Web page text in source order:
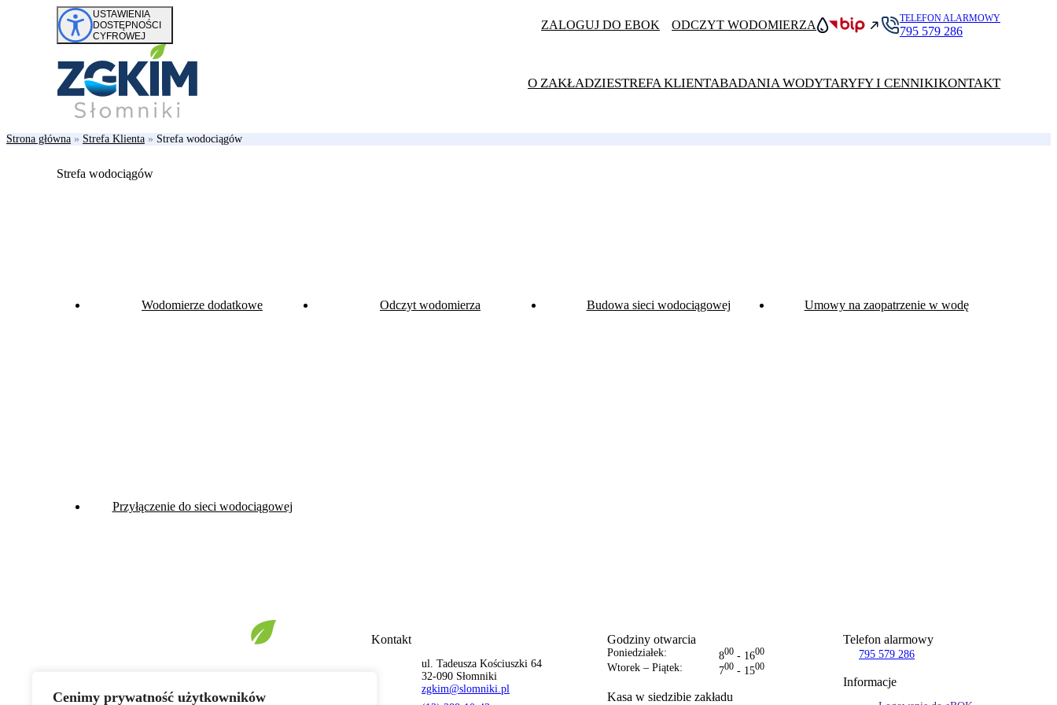
Cenimy prywatność użytkowników
Przejdź do treści USTAWIENIA
DOSTĘPNOŚCI
CYFROWEJ
ZALOGUJ DO EBOK ODCZYT WODOMIERZA
TELEFON ALARMOWY
795 579 286
O ZAKŁADZIESTREFA KLIENTABADANIA WODYTARYFY I CENNIKIKONTAKT
Strona główna » Strefa Klienta » Strefa wodociągów
Strefa wodociągów
Wodomierze dodatkowe Odczyt wodomierza Budowa sieci wodociągowej Umowy na zaopatrzenie w wodę
Przyłączenie do sieci wodociągowej
Kontakt
ul. Tadeusza Kościuszki 64
32-090 Słomniki
zgkim@slomniki.pl
Godziny otwarcia
Poniedziałek: 800 - 1600
Wtorek – Piątek: 700 - 1500
Kasa w siedzibie zakładu
Telefon alarmowy
795 579 286
Informacje